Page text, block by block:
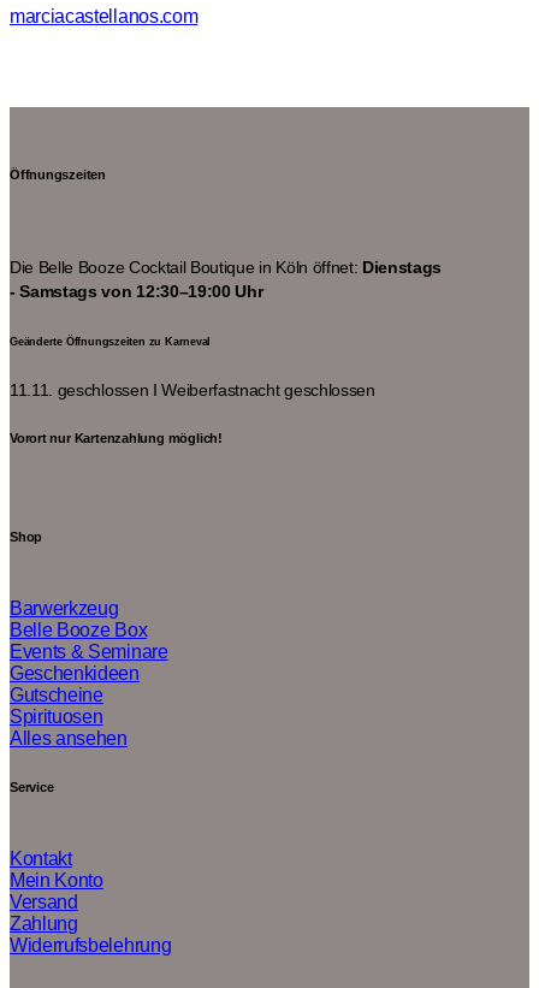
marciacastellanos.com
Öffnungszeiten
Die Belle Booze Cocktail Boutique in Köln öffnet: Dienstags
- Samstags von 12:30–19:00 Uhr
Geänderte Öffnungszeiten zu Karneval
11.11. geschlossen IWeiberfastnacht geschlossen
Vorort nur Kartenzahlung möglich!
Shop
Barwerkzeug
Belle Booze Box
Events & Seminare
Geschenkideen
Gutscheine
Spirituosen
Alles ansehen
Service
Kontakt
Mein Konto
Versand
Zahlung
Widerrufsbelehrung